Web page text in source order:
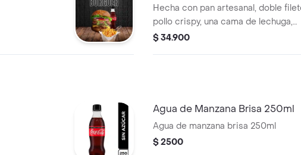
Hecha con pan artesanal, doble
pollo crispy, una cama de lechuga,
tomate, cebolla caramelizada,
$ 34.900
Agua de Manzana Brisa 250ml
Agua de manzana brisa 250ml
$ 2500